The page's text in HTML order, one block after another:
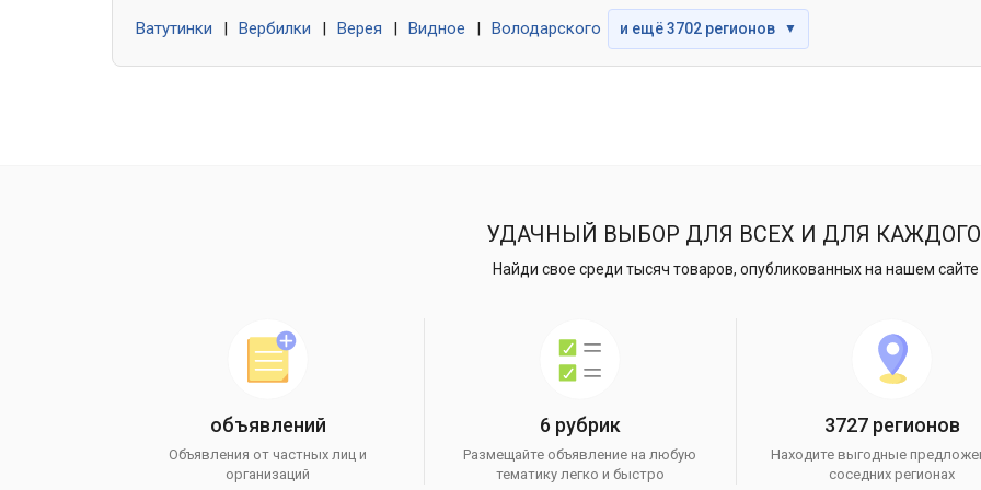
Ватутинки Вербилки Верея Видное Володарского и ещё 3702 регионов ▼
УДАЧНЫЙ ВЫБОР ДЛЯ ВСЕХ И ДЛЯ
Найди свое среди тысяч товаров, опубликованных на нашем сайте
объявлений
Объявления от частных лиц и
организаций
6 рубрик
Размещайте объявление на любую
тематику легко и быстро
3727 регионов
Находите выгодные
соседних регионах